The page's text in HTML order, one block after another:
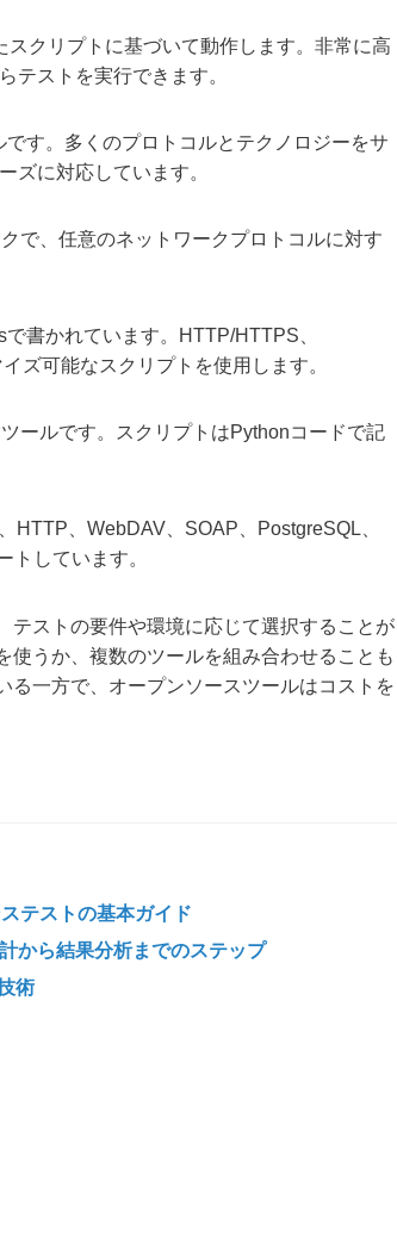
クリプトに基づいて動作します。非常に高
テストを実行できます。
す。多くのプロトコルとテクノロジーをサ
ズに対応しています。
で、任意のネットワークプロトコルに対す
書かれています。HTTP/HTTPS、
ズ可能なスクリプトを使用します。
ールです。スクリプトはPythonコードで記
HTTP、WebDAV、SOAP、PostgreSQL、
トしています。
テストの要件や環境に応じて選択することが
うか、複数のツールを組み合わせることも
る一方で、オープンソースツールはコストを
テストの基本ガイド
から結果分析までのステップ
術